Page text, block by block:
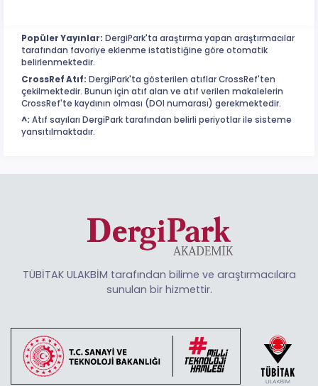
Popüler Yayınlar: DergiPark'ta araştırma yapan araştırmacılar
tarafından favoriye eklenme istatistiğine göre otomatik
belirlenmektedir.
CrossRef Atıf: DergiPark'ta gösterilen atıflar CrossRef'ten
çekilmektedir. Bunun için atıf alan ve atıf verilen makalelerin
CrossRef'te kaydının olması (DOI numarası) gerekmektedir.
^: Atıf sayıları DergiPark tarafından belirli periyotlar ile sisteme
yansıtılmaktadır.
TÜBİTAK ULAKBİM tarafından bilime ve araştırmacılara
sunulan bir hizmettir.